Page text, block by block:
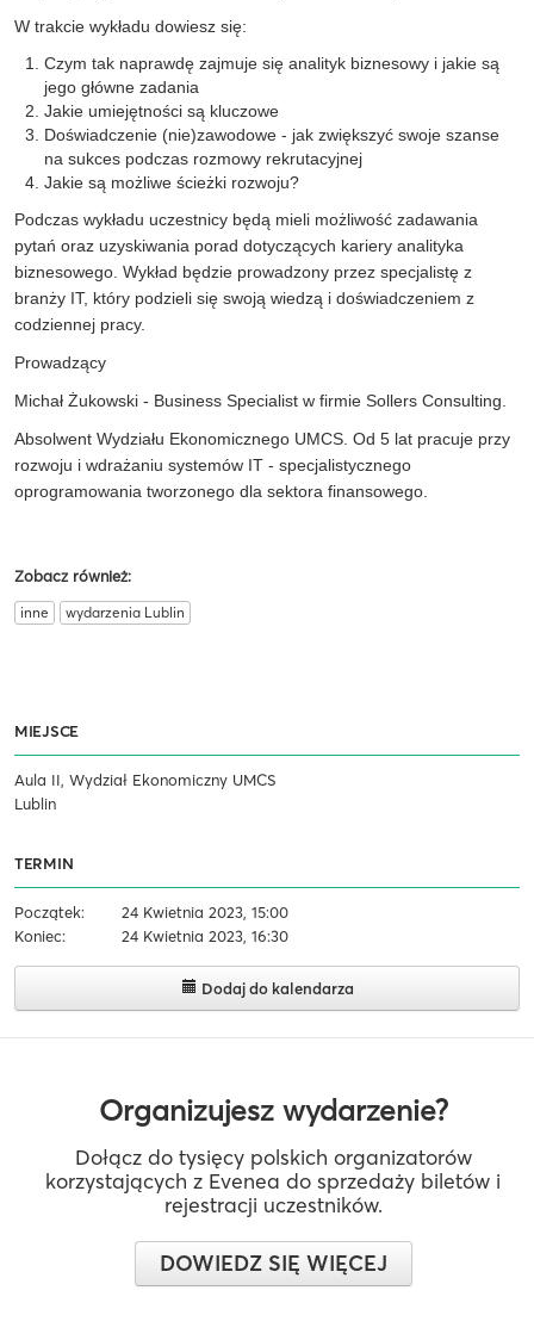
W trakcie wykładu dowiesz się:
Czym tak naprawdę zajmuje się analityk biznesowy i jakie są
jego główne zadania
Jakie umiejętności są kluczowe
Doświadczenie (nie)zawodowe - jak zwiększyć swoje szanse
na sukces podczas rozmowy rekrutacyjnej
Jakie są możliwe ścieżki rozwoju?
Podczas wykładu uczestnicy będą mieli możliwość zadawania
pytań oraz uzyskiwania porad dotyczących kariery analityka
biznesowego. Wykład będzie prowadzony przez specjalistę z
branży IT, który podzieli się swoją wiedzą i doświadczeniem z
codziennej pracy.
Prowadzący
Michał Żukowski - Business Specialist w firmie Sollers Consulting.
Absolwent Wydziału Ekonomicznego UMCS. Od 5 lat pracuje przy
rozwoju i wdrażaniu systemów IT - specjalistycznego
oprogramowania tworzonego dla sektora finansowego.
Zobacz również:
inne wydarzenia Lublin
MIEJSCE
Aula II, Wydział Ekonomiczny UMCS
Lublin
TERMIN
Początek:
24 Kwietnia 2023, 15:00
Koniec:
24 Kwietnia 2023, 16:30
Dodaj do kalendarza
Organizujesz wydarzenie?
Dołącz do tysięcy polskich organizatorów
korzystających z Evenea do sprzedaży biletów i
rejestracji uczestników.
DOWIEDZ SIĘ WIĘCEJ